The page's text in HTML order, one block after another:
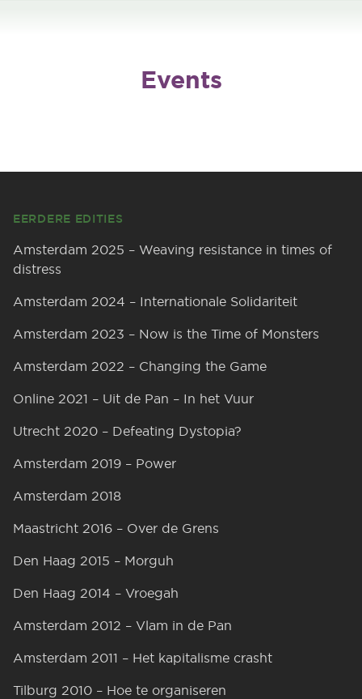
Events
EERDERE EDITIES
Amsterdam 2025 – Weaving resistance in times of
distress
Amsterdam 2024 – Internationale Solidariteit
Amsterdam 2023 – Now is the Time of Monsters
Amsterdam 2022 – Changing the Game
Online 2021 – Uit de Pan – In het Vuur
Utrecht 2020 – Defeating Dystopia?
Amsterdam 2019 – Power
Amsterdam 2018
Maastricht 2016 – Over de Grens
Den Haag 2015 – Morguh
Den Haag 2014 – Vroegah
Amsterdam 2012 – Vlam in de Pan
Amsterdam 2011 – Het kapitalisme crasht
Tilburg 2010 – Hoe te organiseren